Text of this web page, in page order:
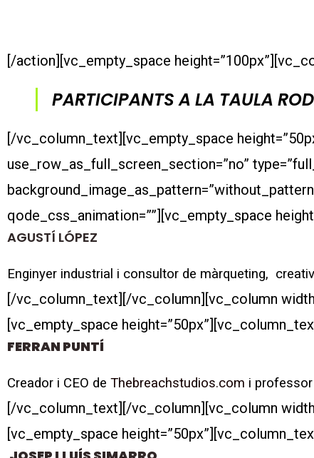
[/action][vc_empty_space
PARTICIPANTS A LA TAULA
[/vc_column_text][vc_empty_space
use_row_as_full_screen_section=”no”
qode_css_animation=””][vc_empty_space
AGUSTÍ LÓPEZ
Enginyer industrial i consultor de màrqueting,
[/vc_column_text][/vc_column][vc_column
[vc_empty_space
FERRAN PUNTÍ
Creador i CEO de Thebreachstudios.com i
[/vc_column_text][/vc_column][vc_column
[vc_empty_space